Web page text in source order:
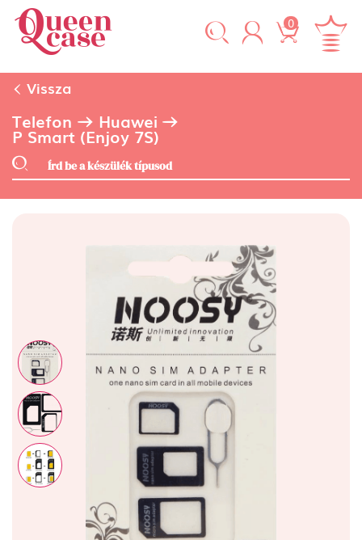
0
Vissza
Telefon Huawei
P Smart (Enjoy 7S)